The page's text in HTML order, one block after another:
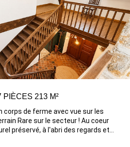
PIÈCES 213 M²
corps de ferme avec vue sur les
Rare sur le secteur ! Au coeur
préservé, à l'abri des regards et